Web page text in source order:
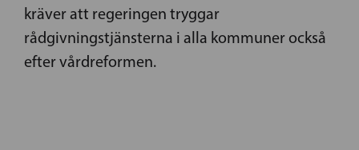
kräver att regeringen tryggar
rådgivningstjänsterna i alla kommuner också
efter vårdreformen.